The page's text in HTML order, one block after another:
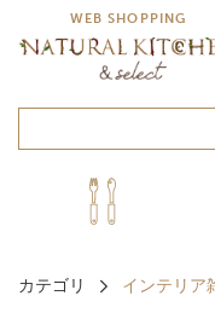
WEB SHOPPING
カテゴリ インテリア